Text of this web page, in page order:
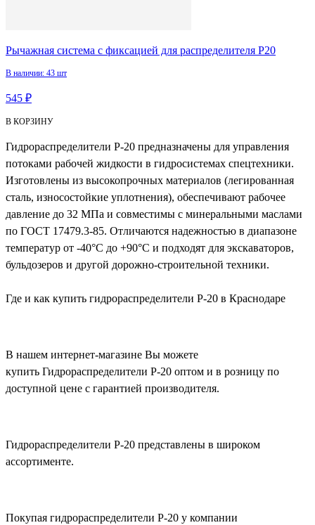
Рычажная система с фиксацией для распределителя Р20
В наличии: 43 шт
545 ₽
В КОРЗИНУ
Гидрораспределители Р-20 предназначены для управления
потоками рабочей жидкости в гидросистемах спецтехники.
Изготовлены из высокопрочных материалов (легированная
сталь, износостойкие уплотнения), обеспечивают рабочее
давление до 32 МПа и совместимы с минеральными маслами
по ГОСТ 17479.3-85. Отличаются надежностью в диапазоне
температур от -40°С до +90°С и подходят для экскаваторов,
бульдозеров и другой дорожно-строительной техники.
Где и как купить гидрораспределители Р-20 в Краснодаре
В нашем интернет-магазине Вы можете
купить Гидрораспределители Р-20 оптом и в розницу по
доступной цене с гарантией производителя.
Гидрораспределители Р-20 представлены в широком
ассортименте.
Покупая гидрораспределители Р-20 у компании